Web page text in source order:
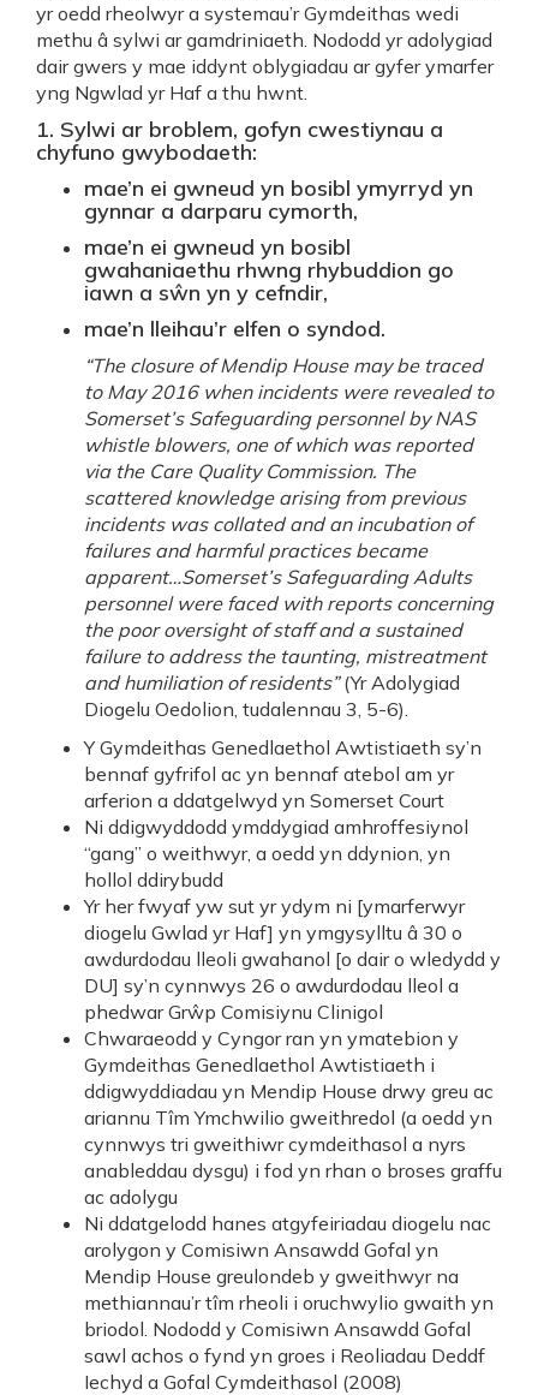
yr oedd rheolwyr a systemau’r Gymdeithas wedi
methu â sylwi ar gamdriniaeth. Nododd yr adolygiad
dair gwers y mae iddynt oblygiadau ar gyfer ymarfer
yng Ngwlad yr Haf a thu hwnt.
1. Sylwi ar broblem, gofyn cwestiynau a
chyfuno gwybodaeth:
mae’n ei gwneud yn bosibl ymyrryd yn
gynnar a darparu cymorth,
mae’n ei gwneud yn bosibl
gwahaniaethu rhwng rhybuddion go
iawn a sŵn yn y cefndir,
mae’n lleihau’r elfen o syndod.
“The closure of Mendip House may be traced
to May 2016 when incidents were revealed to
Somerset’s Safeguarding personnel by NAS
whistle blowers, one of which was reported
via the Care Quality Commission. The
scattered knowledge arising from previous
incidents was collated and an incubation of
failures and harmful practices became
apparent…Somerset’s Safeguarding Adults
personnel were faced with reports concerning
the poor oversight of staff and a sustained
failure to address the taunting, mistreatment
and humiliation of residents”(Yr Adolygiad
Diogelu Oedolion, tudalennau 3, 5-6).
Y Gymdeithas Genedlaethol Awtistiaeth sy’n
bennaf gyfrifol ac yn bennaf atebol am yr
arferion a ddatgelwyd yn Somerset Court
Ni ddigwyddodd ymddygiad amhroffesiynol
“gang” o weithwyr, a oedd yn ddynion, yn
hollol ddirybudd
Yr her fwyaf yw sut yr ydym ni [ymarferwyr
diogelu Gwlad yr Haf] yn ymgysylltu â 30 o
awdurdodau lleoli gwahanol [o dair o wledydd y
DU] sy’n cynnwys 26 o awdurdodau lleol a
phedwar Grŵp Comisiynu Clinigol
Chwaraeodd y Cyngor ran yn ymatebion y
Gymdeithas Genedlaethol Awtistiaeth i
ddigwyddiadau yn Mendip House drwy greu ac
ariannu Tîm Ymchwilio gweithredol (a oedd yn
cynnwys tri gweithiwr cymdeithasol a nyrs
anableddau dysgu) i fod yn rhan o broses graffu
ac adolygu
Ni ddatgelodd hanes atgyfeiriadau diogelu nac
arolygon y Comisiwn Ansawdd Gofal yn
Mendip House greulondeb y gweithwyr na
methiannau’r tîm rheoli i oruchwylio gwaith yn
briodol. Nododd y Comisiwn Ansawdd Gofal
sawl achos o fynd yn groes i Reoliadau Deddf
Iechyd a Gofal Cymdeithasol (2008)